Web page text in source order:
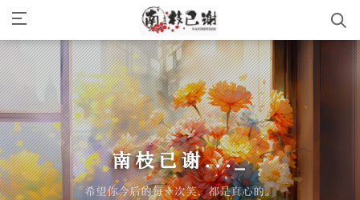
南枝已谢..._
希望你今后的每一次笑，都是真心的。